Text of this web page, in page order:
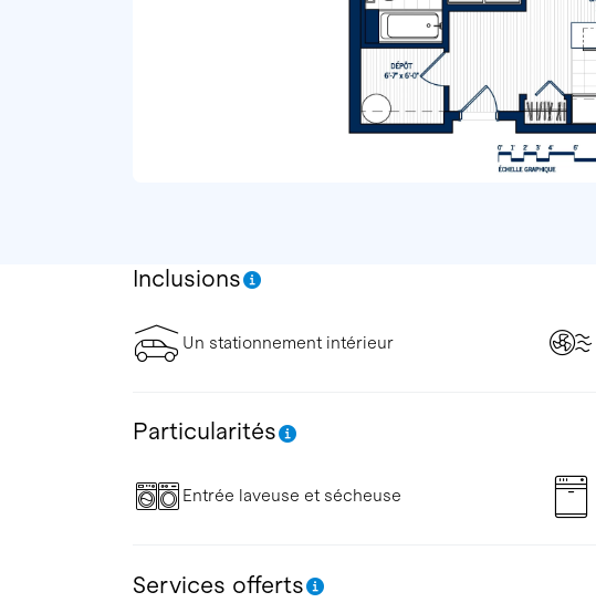
Inclusions
Un stationnement intérieur
Particularités
Entrée laveuse et sécheuse
Services offerts